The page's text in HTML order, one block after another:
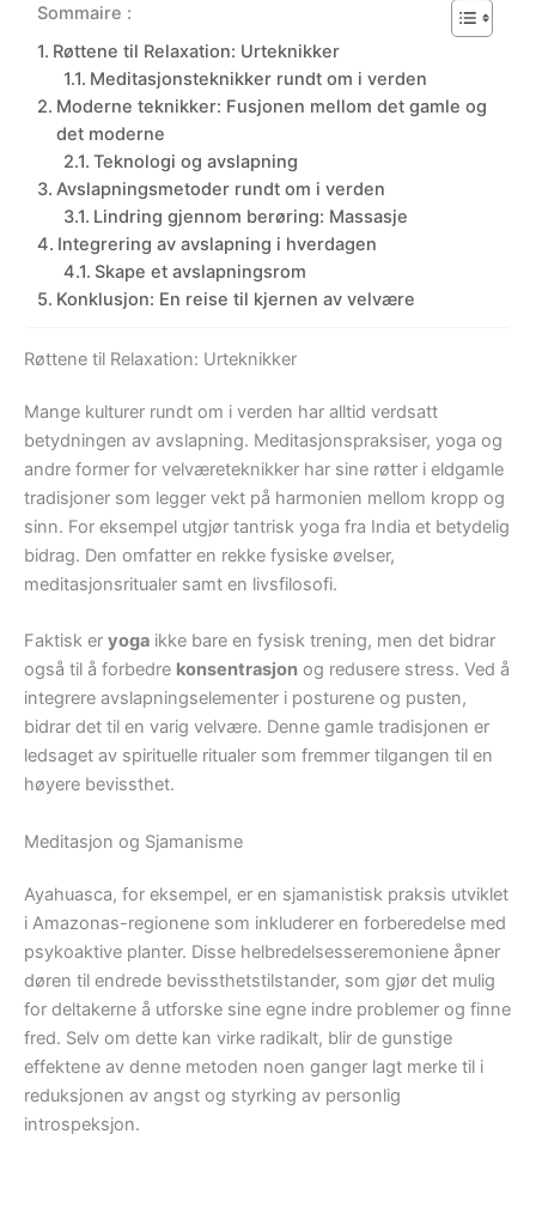
Sommaire :
Røttene til Relaxation: Urteknikker
Meditasjonsteknikker rundt om i verden
Moderne teknikker: Fusjonen mellom det gamle og
det moderne
Teknologi og avslapning
Avslapningsmetoder rundt om i verden
Lindring gjennom berøring: Massasje
Integrering av avslapning i hverdagen
Skape et avslapningsrom
Konklusjon: En reise til kjernen av velvære
Røttene til Relaxation: Urteknikker
Mange kulturer rundt om i verden har alltid verdsatt
betydningen av avslapning. Meditasjonspraksiser, yoga og
andre former for velværeteknikker har sine røtter i eldgamle
tradisjoner som legger vekt på harmonien mellom kropp og
sinn. For eksempel utgjør tantrisk yoga fra India et betydelig
bidrag. Den omfatter en rekke fysiske øvelser,
meditasjonsritualer samt en livsfilosofi.
Faktisk er yoga ikke bare en fysisk trening, men det bidrar
også til å forbedre konsentrasjon og redusere stress. Ved å
integrere avslapningselementer i posturene og pusten,
bidrar det til en varig velvære. Denne gamle tradisjonen er
ledsaget av spirituelle ritualer som fremmer tilgangen til en
høyere bevissthet.
Meditasjon og Sjamanisme
Ayahuasca, for eksempel, er en sjamanistisk praksis utviklet
i Amazonas-regionene som inkluderer en forberedelse med
psykoaktive planter. Disse helbredelsesseremoniene åpner
døren til endrede bevissthetstilstander, som gjør det mulig
for deltakerne å utforske sine egne indre problemer og finne
fred. Selv om dette kan virke radikalt, blir de gunstige
effektene av denne metoden noen ganger lagt merke til i
reduksjonen av angst og styrking av personlig
introspeksjon.